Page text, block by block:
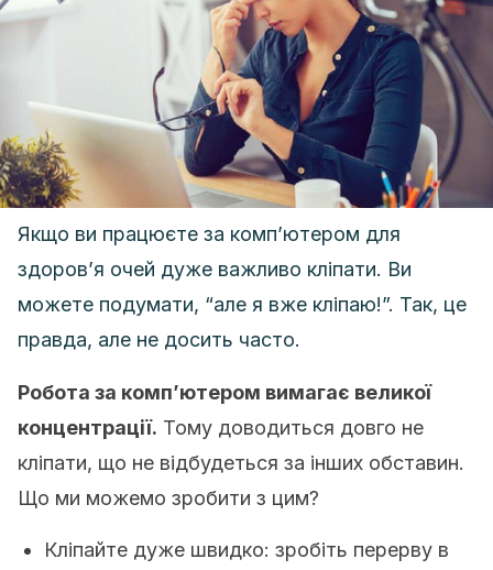
Якщо ви працюєте за комп’ютером для
здоров’я очей дуже важливо кліпати. Ви
можете подумати, “але я вже кліпаю!”. Так, це
правда, але не досить часто.
Робота за комп’ютером вимагає великої
концентрації. Тому доводиться довго не
кліпати, що не відбудеться за інших обставин.
Що ми можемо зробити з цим?
Кліпайте дуже швидко: зробіть перерву в